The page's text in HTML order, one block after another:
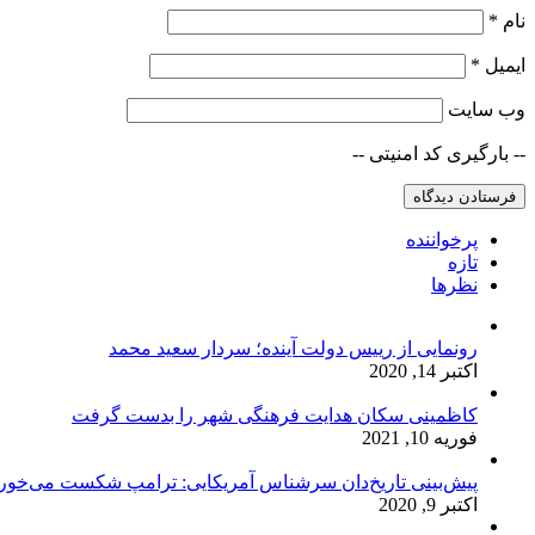
نام *
ایمیل *
وب‌ سایت
-- بارگیری کد امنیتی --
پرخواننده
تازه
نظرها
رونمایی از رییس دولت آینده؛ سردار سعید محمد
اکتبر 14, 2020
کاظمینی سکان هدایت فرهنگی شهر را بدست گرفت
فوریه 10, 2021
پیش‌بینی تاریخ‌دان سرشناس آمریکایی: ترامپ شکست
اکتبر 9, 2020